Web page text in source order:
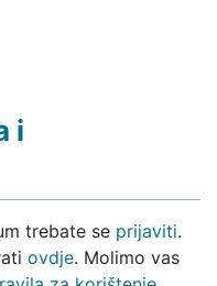
i
trebate se prijaviti.
ovdje. Molimo vas